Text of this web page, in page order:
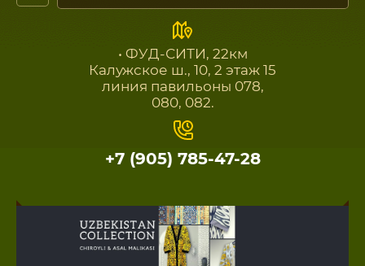
• ФУД-СИТИ, 22км
Калужское ш., 10, 2 этаж 15
линия павильоны 078,
080, 082.
+7 (905) 785-47-28